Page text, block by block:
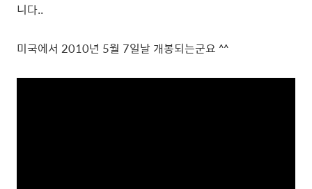
니다..
미국에서 2010년 5월 7일날 개봉되는군요 ^^